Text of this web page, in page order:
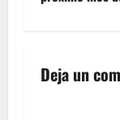
c
Deja un